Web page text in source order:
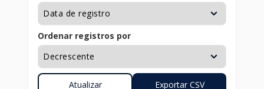
Ordenar registros por